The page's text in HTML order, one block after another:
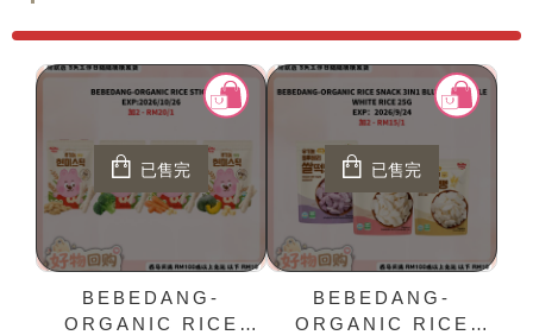
已售完
BEBEDANG-
ORGANIC RICE
已售完
BEBEDANG-
ORGANIC RICE